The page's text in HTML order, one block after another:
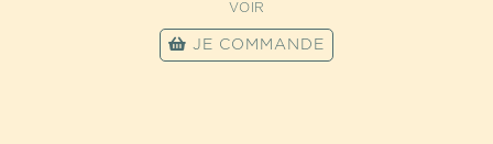
VOIR
JE COMMANDE